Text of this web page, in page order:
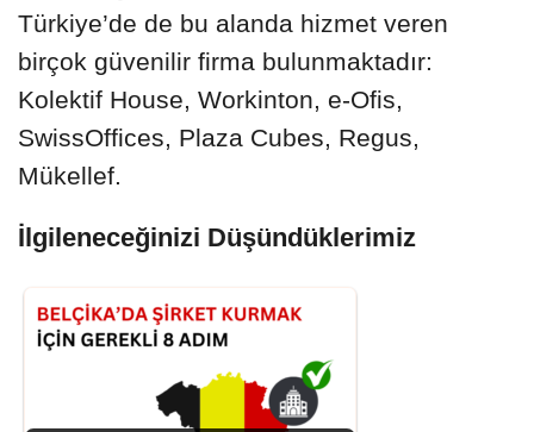
Türkiye’de de bu alanda hizmet veren
birçok güvenilir firma bulunmaktadır:
Kolektif House, Workinton, e-Ofis,
SwissOffices, Plaza Cubes, Regus,
Mükellef.
İlgileneceğinizi Düşündüklerimiz